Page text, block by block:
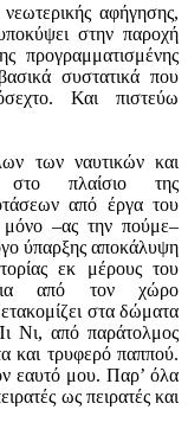
αφήγησης,
στην παροχή
προγραμματισμένης
συστατικά που
Και πιστεύω
των ναυτικών και
πλαίσιο της
από έργα του
–ας την πούμε–
ύπαρξης αποκάλυψη
εκ μέρους του
από τον χώρο
στα δώματα
Νι, από παράτολμος
και τρυφερό παππού.
εαυτό μου. Παρ’ όλα
ως πειρατές και